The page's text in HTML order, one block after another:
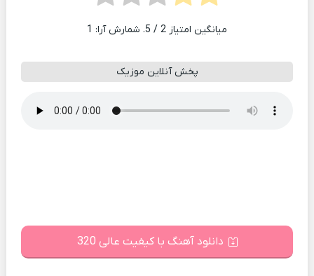
میانگین امتیاز 2 / 5. شمارش آرا: 1
پخش آنلاین موزیک
دانلود آهنگ با کیفیت عالی 320